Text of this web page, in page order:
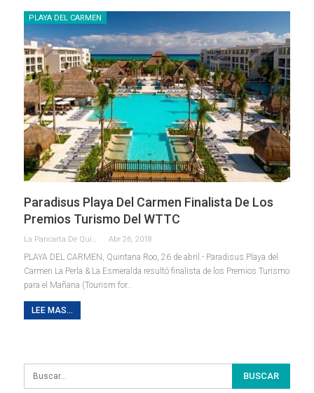
PLAYA DEL CARMEN
Paradisus Playa Del Carmen Finalista De Los
Premios Turismo Del WTTC
Abr 26, 2018
PLAYA DEL CARMEN, Quintana Roo, 26 de abril.- Paradisus Playa del
Carmen La Perla & La Esmeralda resultó finalista de los Premios Turismo
para el Mañana (Tourism for…
LEE MAS...